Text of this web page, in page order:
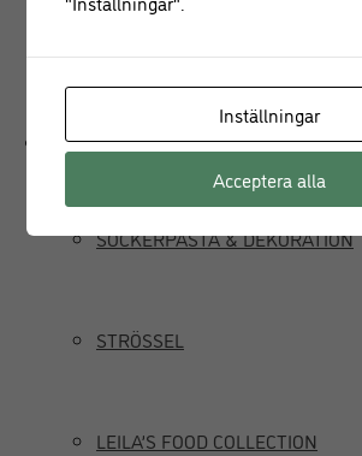
Delikatesser
SOCKERPASTA & DEKORATION
STRÖSSEL
LEILA’S FOOD COLLECTION
Inställningar
Acceptera alla